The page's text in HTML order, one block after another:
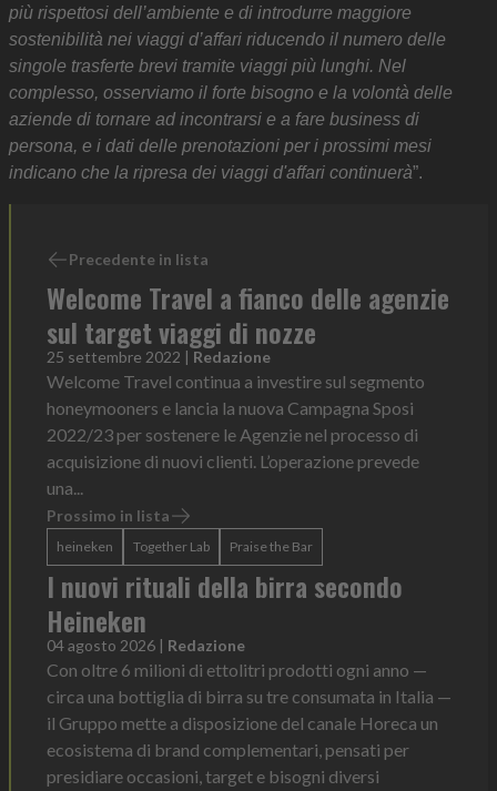
più rispettosi dell’ambiente e di introdurre maggiore
sostenibilità nei viaggi d’affari riducendo il numero delle
singole trasferte brevi tramite viaggi più lunghi. Nel
complesso, osserviamo il forte bisogno e la volontà delle
aziende di tornare ad incontrarsi e a fare business di
persona, e i dati delle prenotazioni per i prossimi mesi
indicano che la ripresa dei viaggi d'affari continuerà”.
Precedente in lista
Welcome Travel a fianco delle agenzie
sul target viaggi di nozze
25 settembre 2022 | Redazione
Welcome Travel continua a investire sul segmento
honeymooners e lancia la nuova Campagna Sposi
2022/23 per sostenere le Agenzie nel processo di
acquisizione di nuovi clienti. L’operazione prevede
una...
Prossimo in lista
heineken Together Lab Praise the Bar
I nuovi rituali della birra secondo
Heineken
04 agosto 2026 | Redazione
Con oltre 6 milioni di ettolitri prodotti ogni anno —
circa una bottiglia di birra su tre consumata in Italia —
il Gruppo mette a disposizione del canale Horeca un
ecosistema di brand complementari, pensati per
presidiare occasioni, target e bisogni diversi